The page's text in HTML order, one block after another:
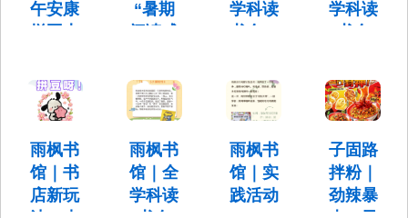
拌面/香莴
笋干鲜切
“暑期阅读
成长营”7
读书会，
让孩子提
型，爱上
阅读。
午安康
拼豆大
开启✨
时间：6月
19日（周
五）
14:00–
15:00
“暑期
阅读成
营”招
募了！
读书会，
让孩子提
高阅读能
力，丰富
阅读类
学科读
书会—
幸运一
天》
间：6月16
日（周
二）
17:30-
学科读
书会
《小老
鼠和大
老虎》
时间：6月
2日（周
二）
17:30-
雨枫书
馆｜书
店新玩
雨枫书
馆｜全
学科读
雨枫书
馆｜实
践活动
子固路
拌粉｜
劲辣暴